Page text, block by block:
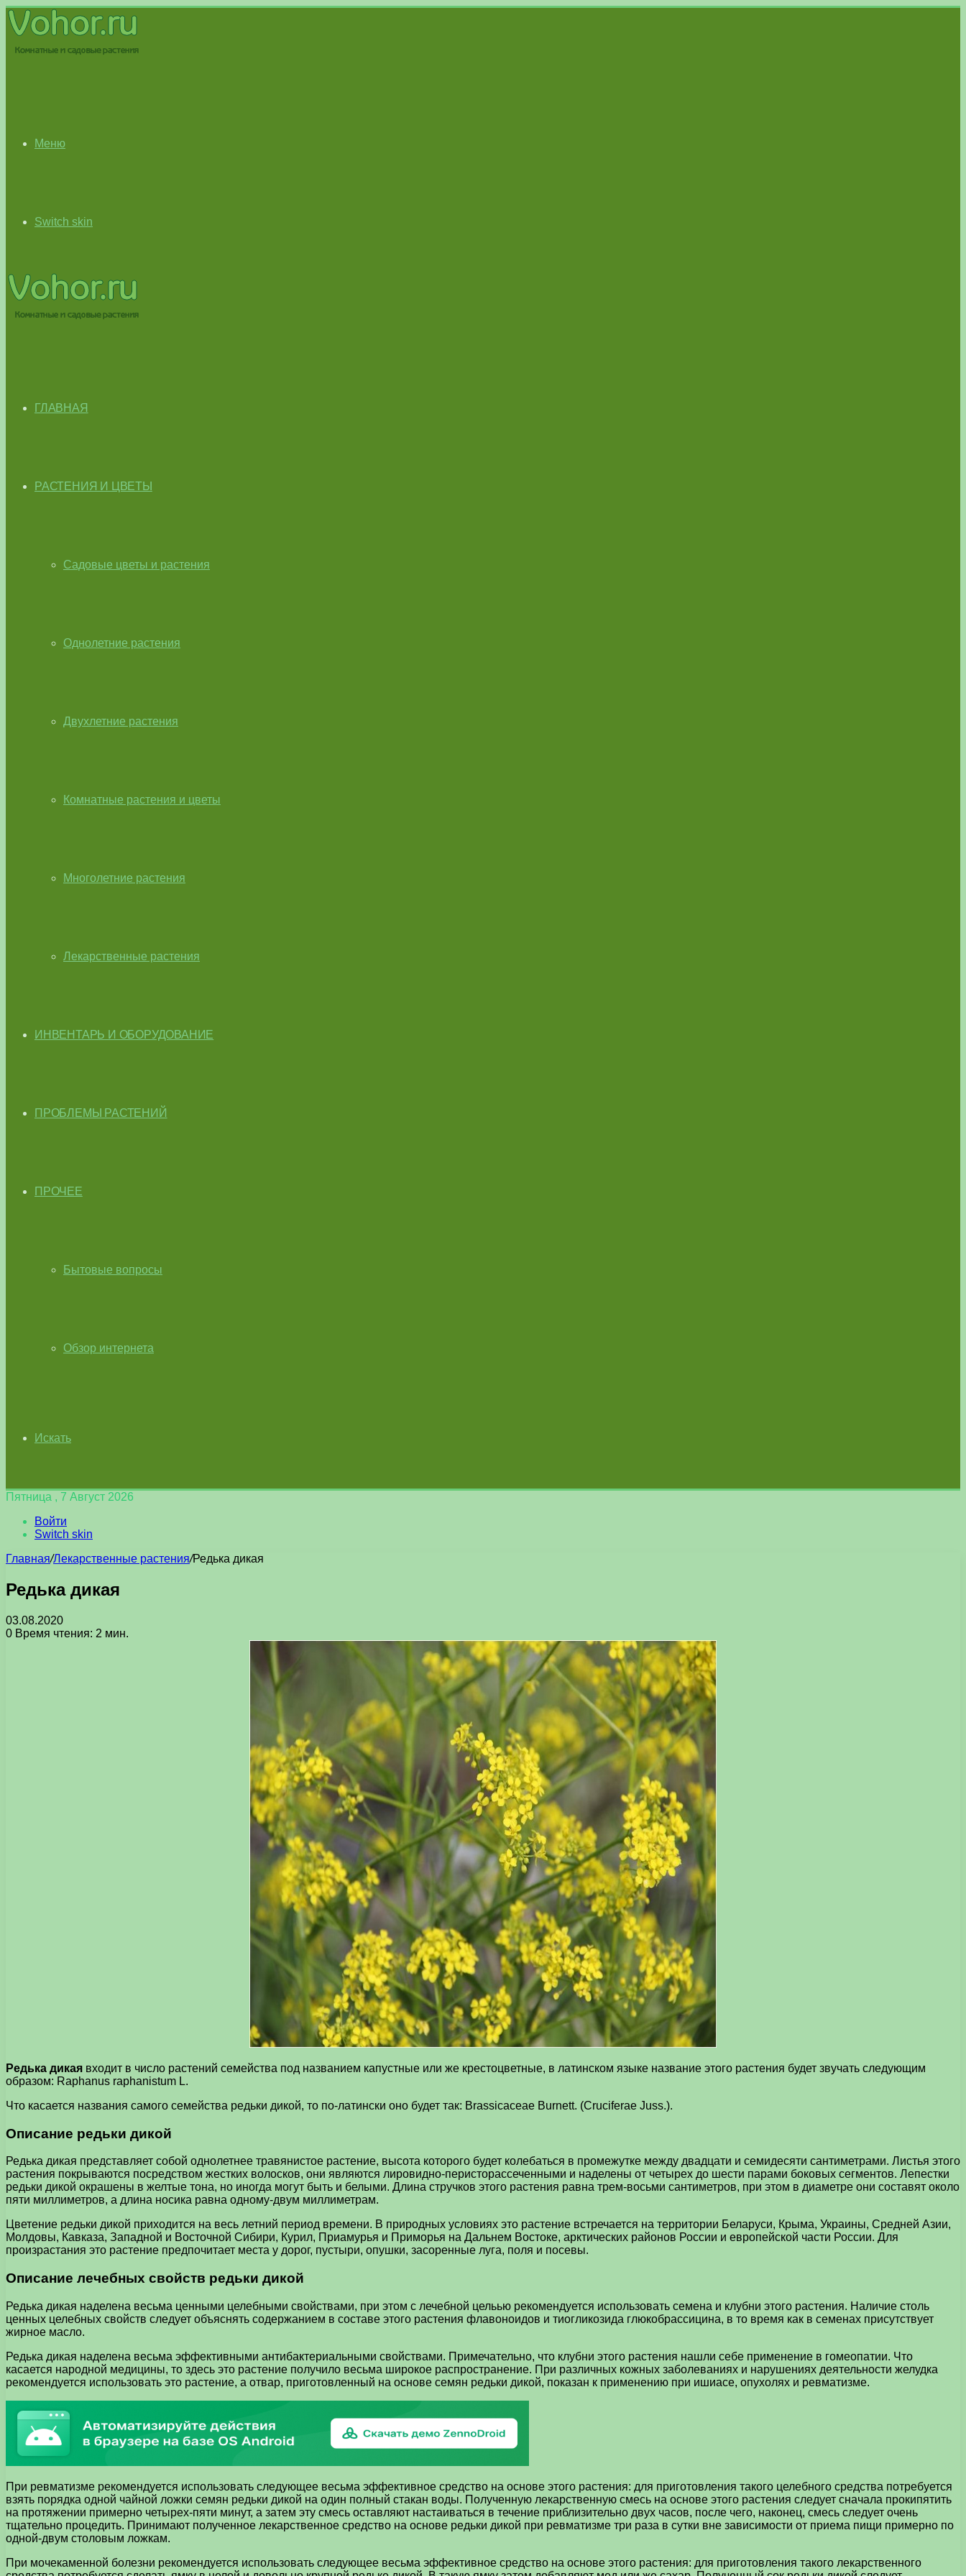
Меню
Switch skin
ГЛАВНАЯ
РАСТЕНИЯ И ЦВЕТЫ
Садовые цветы и растения
Однолетние растения
Двухлетние растения
Комнатные растения и цветы
Многолетние растения
Лекарственные растения
ИНВЕНТАРЬ И ОБОРУДОВАНИЕ
ПРОБЛЕМЫ РАСТЕНИЙ
ПРОЧЕЕ
Бытовые вопросы
Обзор интернета
Искать
Пятница , 7 Август 2026
Войти
Switch skin
Главная/Лекарственные растения/Редька дикая
Редька дикая
03.08.2020
0 Время чтения: 2 мин.
Редька дикая входит в число растений семейства под названием капустные или же крестоцветные, в латинском языке название этого растения будет звучать следующим
образом: Raphanus raphanistum L.
Что касается названия самого семейства редьки дикой, то по-латински оно будет так: Brassicaceae Burnett. (Cruciferae Juss.).
Описание редьки дикой
Редька дикая представляет собой однолетнее травянистое растение, высота которого будет колебаться в промежутке между двадцати и семидесяти сантиметрами. Листья этого
растения покрываются посредством жестких волосков, они являются лировидно-перисторассеченными и наделены от четырех до шести парами боковых сегментов. Лепестки
редьки дикой окрашены в желтые тона, но иногда могут быть и белыми. Длина стручков этого растения равна трем-восьми сантиметров, при этом в диаметре они составят около
пяти миллиметров, а длина носика равна одному-двум миллиметрам.
Цветение редьки дикой приходится на весь летний период времени. В природных условиях это растение встречается на территории Беларуси, Крыма, Украины, Средней Азии,
Молдовы, Кавказа, Западной и Восточной Сибири, Курил, Приамурья и Приморья на Дальнем Востоке, арктических районов России и европейской части России. Для
произрастания это растение предпочитает места у дорог, пустыри, опушки, засоренные луга, поля и посевы.
Описание лечебных свойств редьки дикой
Редька дикая наделена весьма ценными целебными свойствами, при этом с лечебной цельью рекомендуется использовать семена и клубни этого растения. Наличие столь
ценных целебных свойств следует объяснять содержанием в составе этого растения флавоноидов и тиогликозида глюкобрассицина, в то время как в семенах присутствует
жирное масло.
Редька дикая наделена весьма эффективными антибактериальными свойствами. Примечательно, что клубни этого растения нашли себе применение в гомеопатии. Что
касается народной медицины, то здесь это растение получило весьма широкое распространение. При различных кожных заболеваниях и нарушениях деятельности желудка
рекомендуется использовать это растение, а отвар, приготовленный на основе семян редьки дикой, показан к применению при ишиасе, опухолях и ревматизме.
При ревматизме рекомендуется использовать следующее весьма эффективное средство на основе этого растения: для приготовления такого целебного средства потребуется
взять порядка одной чайной ложки семян редьки дикой на один полный стакан воды. Полученную лекарственную смесь на основе этого растения следует сначала прокипятить
на протяжении примерно четырех-пяти минут, а затем эту смесь оставляют настаиваться в течение приблизительно двух часов, после чего, наконец, смесь следует очень
тщательно процедить. Принимают полученное лекарственное средство на основе редьки дикой при ревматизме три раза в сутки вне зависимости от приема пищи примерно по
одной-двум столовым ложкам.
При мочекаменной болезни рекомендуется использовать следующее весьма эффективное средство на основе этого растения: для приготовления такого лекарственного